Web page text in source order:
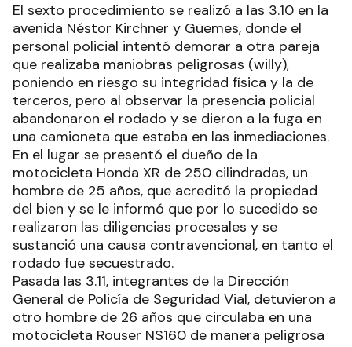
El sexto procedimiento se realizó a las 3.10 en la
avenida Néstor Kirchner y Güemes, donde el
personal policial intentó demorar a otra pareja
que realizaba maniobras peligrosas (willy),
poniendo en riesgo su integridad física y la de
terceros, pero al observar la presencia policial
abandonaron el rodado y se dieron a la fuga en
una camioneta que estaba en las inmediaciones.
En el lugar se presentó el dueño de la
motocicleta Honda XR de 250 cilindradas, un
hombre de 25 años, que acreditó la propiedad
del bien y se le informó que por lo sucedido se
realizaron las diligencias procesales y se
sustanció una causa contravencional, en tanto el
rodado fue secuestrado.
Pasada las 3.11, integrantes de la Dirección
General de Policía de Seguridad Vial, detuvieron a
otro hombre de 26 años que circulaba en una
motocicleta Rouser NS160 de manera peligrosa